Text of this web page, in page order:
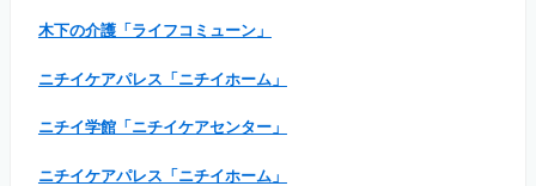
木下の介護「ライフコミューン」
ニチイケアパレス「ニチイホーム」
ニチイ学館「ニチイケアセンター」
ニチイケアパレス「ニチイホーム」